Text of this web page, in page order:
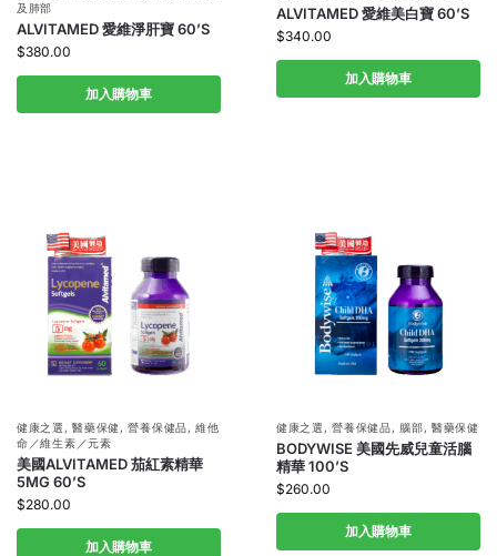
及肺部
ALVITAMED 愛維淨肝寶 60’S
$380.00
加入購物車
ALVITAMED 愛維美白寶 60’S
$340.00
加入購物車
健康之選 ,醫藥保健,營養保健品,維他
命／維生素／元素
美國ALVITAMED 茄紅素精華
5MG 60’S
$280.00
加入購物車
健康之選 ,營養保健品, 腦部, 醫藥保健
BODYWISE 美國先威兒童活腦
精華 100’S
$260.00
加入購物車